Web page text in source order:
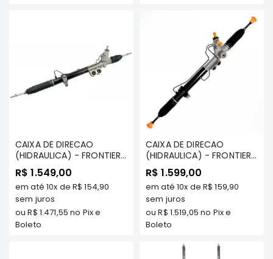
Transmissão
e
Full
Suspensão
Correias
CAIXA DE DIRECAO
(HIDRAULICA) - FRONTIER
2.5 SELL 2008 A 2016 -
MILTPARTS - MTCX810 MT
R$ 1.549,00
em até 10x de R$ 154,90
sem juros
ouR$ 1.471,55 no Pix e
Boleto
CAIXA DE DIRECAO
(HIDRAULICA) - FRONTIER
2.3 2017/... - MILTPARTS -
MTCXH0A MT
R$ 1.599,00
em até 10x de R$ 159,90
sem juros
ouR$ 1.519,05 no Pix e
Boleto